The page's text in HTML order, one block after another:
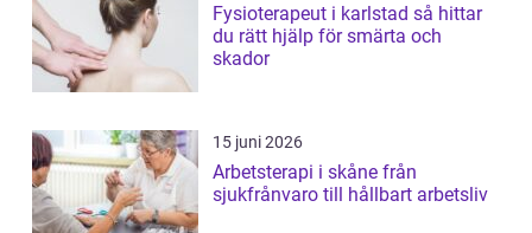
Fysioterapeut i karlstad så hittar
du rätt hjälp för smärta och
skador
15 juni 2026
Arbetsterapi i skåne från
sjukfrånvaro till hållbart arbetsliv